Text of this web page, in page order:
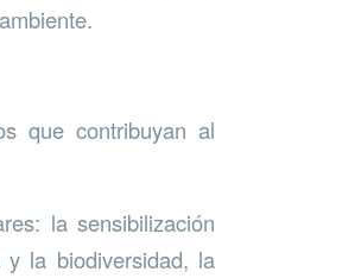
que contribuyan al
la sensibilización
y la biodiversidad, la